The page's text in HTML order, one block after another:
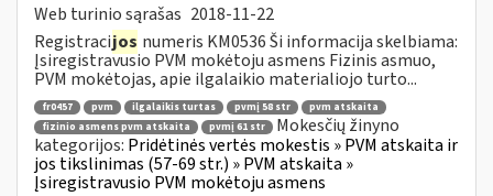
Web turinio sąrašas 2018-11-22
Registracijos numeris KM0536 Ši informacija skelbiama:
Įsiregistravusio PVM mokėtoju asmens Fizinis asmuo,
PVM mokėtojas, apie ilgalaikio materialiojo turto...
fr0457 pvm ilgalaikis turtas pvmį 58 str
pvm atskaita
fizinio asmens pvm atskaita
pvmį 61 str
Mokesčių žinyno
kategorijos: Pridėtinės vertės mokestis » PVM atskaita ir
jos tikslinimas (57-69 str.) » PVM atskaita »
Įsiregistravusio PVM mokėtoju asmens